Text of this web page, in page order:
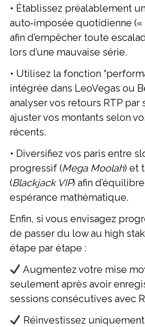
• Établissez préalablement
auto‑imposée quotidienne («
afin d’empêcher toute
lors d’une mauvaise série.
• Utilisez la fonction
intégrée dans LeoVegas ou
analyser vos retours RTP par
ajuster vos montants selon
récents.
• Diversifiez vos paris entre
progressif (Mega Moolah) et
(Blackjack VIP) afin
espérance mathématique.
Enfin, si vous envisagez
de passer du low au high
étape par étape :
Augmentez votre mise
seulement après avoir
sessions consécutives avec
Réinvestissez